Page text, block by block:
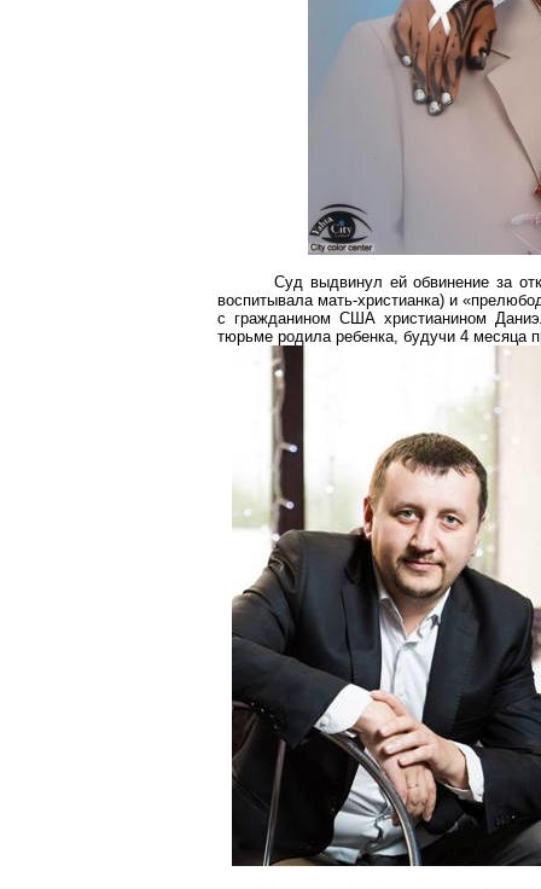
Суд выдвинул ей обвинение за
воспитывала мать-христианка) и
с гражданином США христианином
тюрьме родила ребенка, будучи 4 месяца